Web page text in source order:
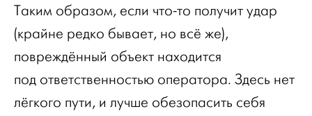
Таким образом, если что-то получит удар
(крайне редко бывает, но всё же),
повреждённый объект находится
под ответственностью оператора. Здесь нет
лёгкого пути, и лучше обезопасить себя